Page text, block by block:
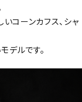
コーンカフス、シャ
デルです。